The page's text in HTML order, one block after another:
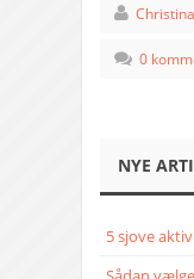
Christina
0
NYE
5 sjove